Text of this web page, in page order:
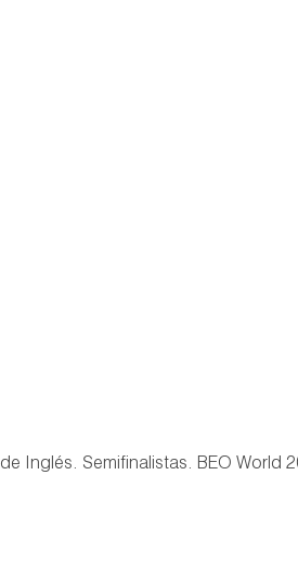
Semifinalistas. BEO World